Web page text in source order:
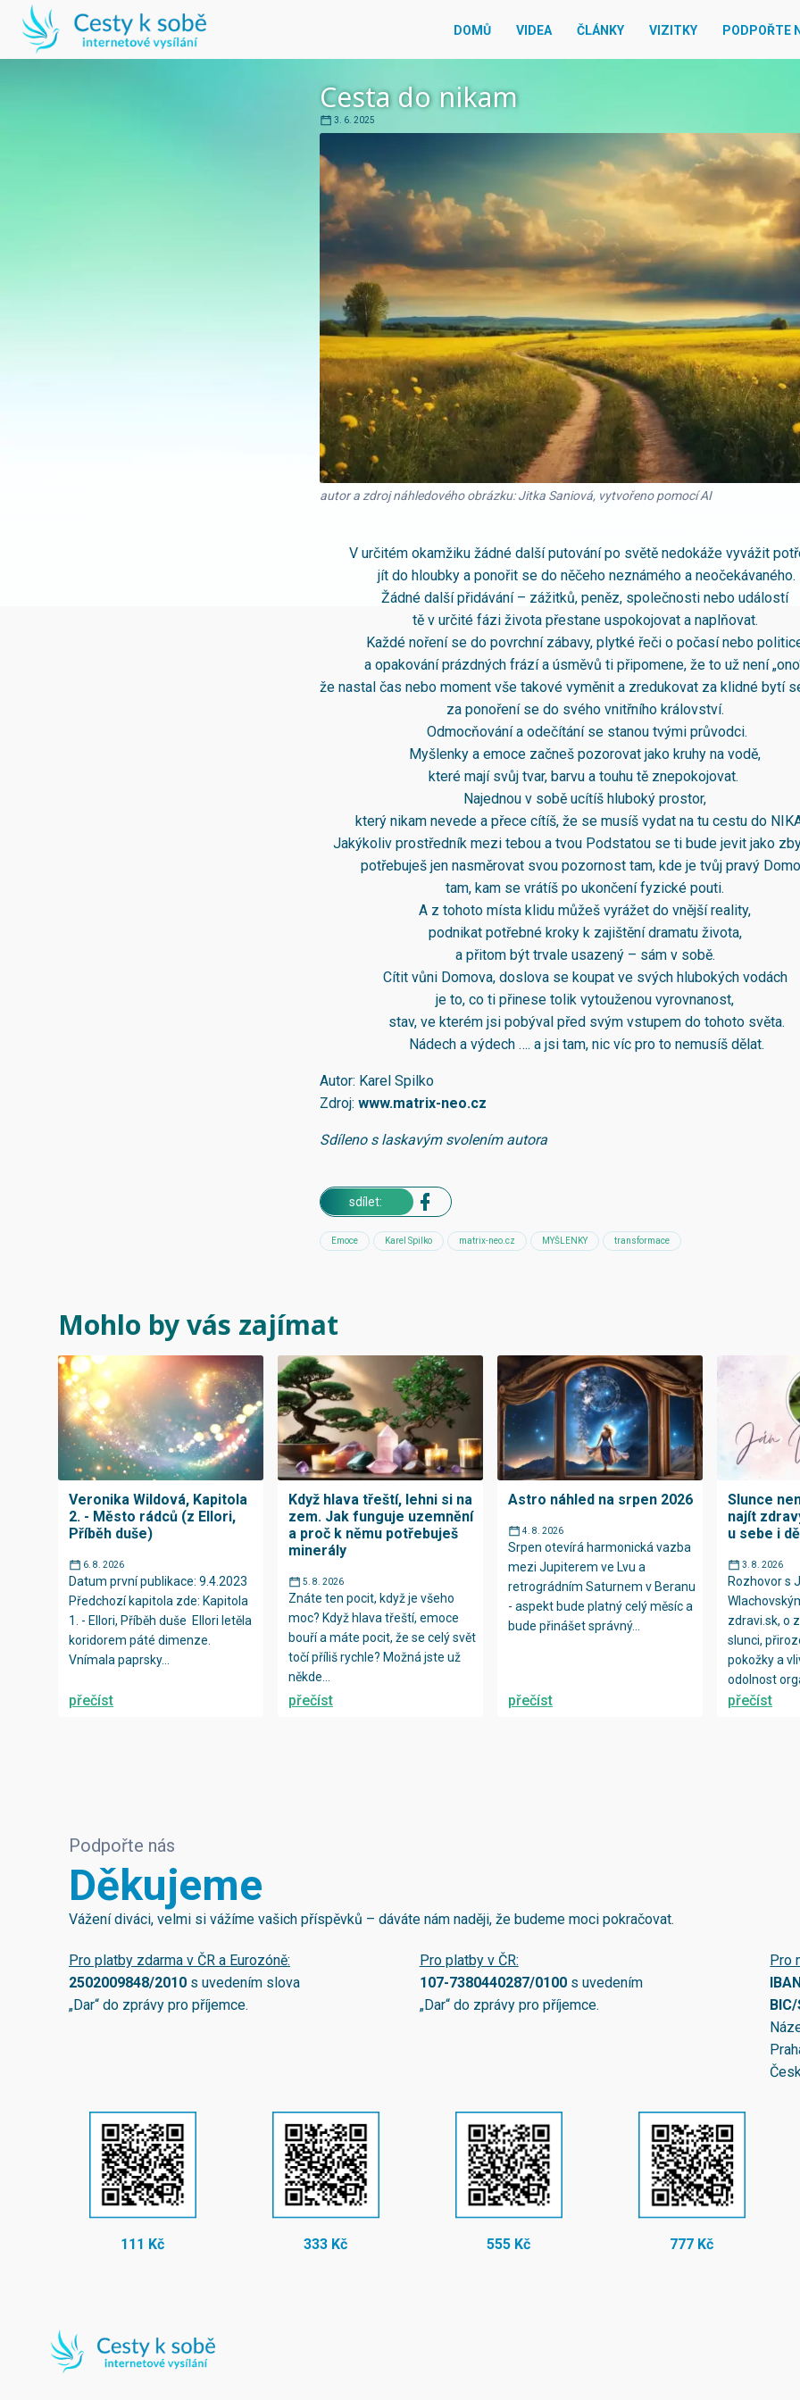
DOMŮ VIDEA ČLÁNKY VIZITKY PODPOŘTE
Cesta do nikam
3. 6. 2025
autor a zdroj náhledového obrázku: Jitka Saniová, vytvořeno pomocí AI
V určitém okamžiku žádné další putování po světě nedokáže vyvážit
jít do hloubky a ponořit se do něčeho neznámého a neočekávaného.
Žádné další přidávání – zážitků, peněz, společnosti nebo událostí
tě v určité fázi života přestane uspokojovat a naplňovat.
Každé noření se do povrchní zábavy, plytké řeči o počasí nebo
a opakování prázdných frází a úsměvů ti připomene, že to už není
že nastal čas nebo moment vše takové vyměnit a zredukovat za klidné bytí
za ponoření se do svého vnitřního království.
Odmocňování a odečítání se stanou tvými průvodci.
Myšlenky a emoce začneš pozorovat jako kruhy na vodě,
které mají svůj tvar, barvu a touhu tě znepokojovat.
Najednou v sobě ucítíš hluboký prostor,
který nikam nevede a přece cítíš, že se musíš vydat na tu cestu do
Jakýkoliv prostředník mezi tebou a tvou Podstatou se ti bude jevit jako
potřebuješ jen nasměrovat svou pozornost tam, kde je tvůj pravý
tam, kam se vrátíš po ukončení fyzické pouti.
A z tohoto místa klidu můžeš vyrážet do vnější reality,
podnikat potřebné kroky k zajištění dramatu života,
a přitom být trvale usazený – sám v sobě.
Cítit vůni Domova, doslova se koupat ve svých hlubokých vodách
je to, co ti přinese tolik vytouženou vyrovnanost,
stav, ve kterém jsi pobýval před svým vstupem do tohoto světa.
Nádech a výdech …. a jsi tam, nic víc pro to nemusíš dělat.
Autor: Karel Spilko
Zdroj: www.matrix-neo.cz
Sdíleno s laskavým svolením autora
sdílet:
Emoce Karel Spilko matrix-neo.cz MYŠLENKY transformace
Mohlo by vás zajímat
Veronika Wildová, Kapitola
2. - Město rádců (z Ellori,
Příběh duše)
6. 8. 2026
Datum první publikace: 9.4.2023
Předchozí kapitola zde: Kapitola
1. - Ellori, Příběh duše Ellori letěla
koridorem páté dimenze.
Vnímala paprsky...
přečíst
Když hlava třeští, lehni si na
zem. Jak funguje uzemnění
a proč k němu potřebuješ
minerály
5. 8. 2026
Znáte ten pocit, když je všeho
moc? Když hlava třeští, emoce
bouří a máte pocit, že se celý svět
točí příliš rychle? Možná jste už
někde...
přečíst
Astro náhled na srpen 2026
4. 8. 2026
Srpen otevírá harmonická vazba
mezi Jupiterem ve Lvu a
retrográdním Saturnem v Beranu
- aspekt bude platný celý měsíc a
bude přinášet správný...
přečíst
Slunce
najít
u sebe i
3. 8. 2026
Rozhovor s
zdravi.sk, o
slunci,
pokožky a
odolnost
přečíst
Podpořte nás
Děkujeme
Vážení diváci, velmi si vážíme vašich příspěvků – dáváte nám naději, že budeme moci pokračovat.
Pro platby zdarma v ČR a Eurozóně:
2502009848/2010 s uvedením slova
„Dar“ do zprávy pro příjemce.
Pro platby v ČR:
107-7380440287/0100s uvedením
„Dar“ do zprávy pro příjemce.
Pro
111 Kč 333 Kč 555 Kč 777 Kč